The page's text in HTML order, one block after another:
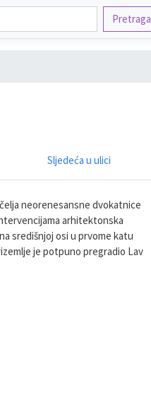
Pretraga
Sljedeća u ulici
neorenesansne dvokatnice
arhitektonska
središnjoj osi u prvome katu
je potpuno pregradio Lav